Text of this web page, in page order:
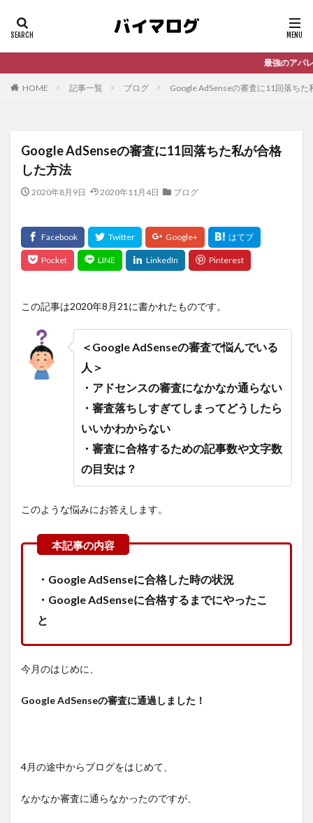
最強のアパレル仕入れサー
HOME 記事一覧 ブログ Google AdSenseの審査に11回落ちた
Google AdSenseの審査に11回落ちた私が合格
した方法
2020年8月9日 2020年11月4日 ブログ
この記事は2020年8月21に書かれたものです。
＜Google AdSenseの審査で悩んでいる
人＞
・アドセンスの審査になかなか通らない
・審査落ちしすぎてしまってどうしたら
いいかわからない
・審査に合格するための記事数や文字数
の目安は？
このような悩みにお答えします。
・Google AdSenseに合格した時の状況
・Google AdSenseに合格するまでにやったこ
と
今月のはじめに、
Google AdSenseの審査に通過しました！
4月の途中からブログをはじめて、
なかなか審査に通らなかったのですが、